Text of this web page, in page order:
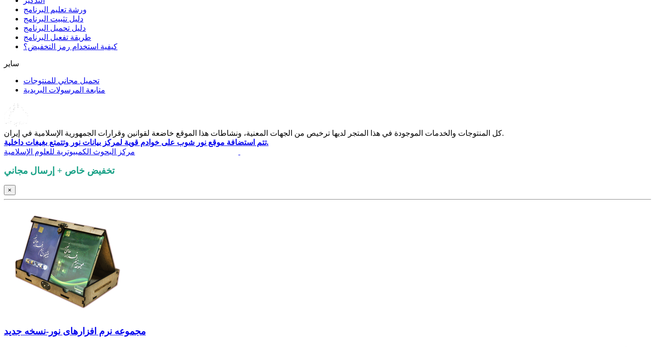
ورشة تعليم البرنامج
دليل تثبيت البرنامج
دليل تحميل البرنامج
طريقة تفعيل البرنامج
كيفية استخدام رمز التخفيض؟
سایر
تحميل مجاني للمنتوجات
متابعة المرسولات البريدية
كل المنتوجات والخدمات الموجودة في هذا المتجر لديها ترخيص من الجهات المعنية، ونشاطات هذا الموقع خاضعة لقوانين وقرارات الجمهورية الإسلامية في إيران.
تتم استضافة موقع نور شوب على خوادم قوية لمركز بيانات نور وتتمتع بغيغات داخلية.
تخفيض خاص + إرسال مجاني
×
مجموعه نرم‌ افزارهای نور-نسخه جدید